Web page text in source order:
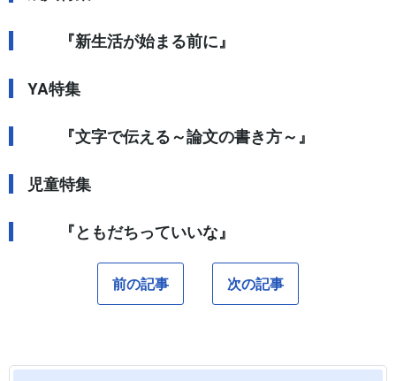
『新生活が始まる前に』
YA特集
『文字で伝える～論文の書き方～』
児童特集
『ともだちっていいな』
前の記事 次の記事